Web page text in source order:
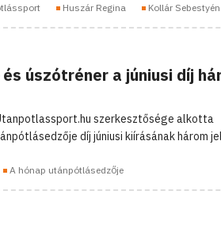
Huszár Regina Kollár Sebestyén
úszótréner a júniusi díj
szerkesztősége alkotta
díj júniusi kiírásának három
A hónap utánpótlásedzője